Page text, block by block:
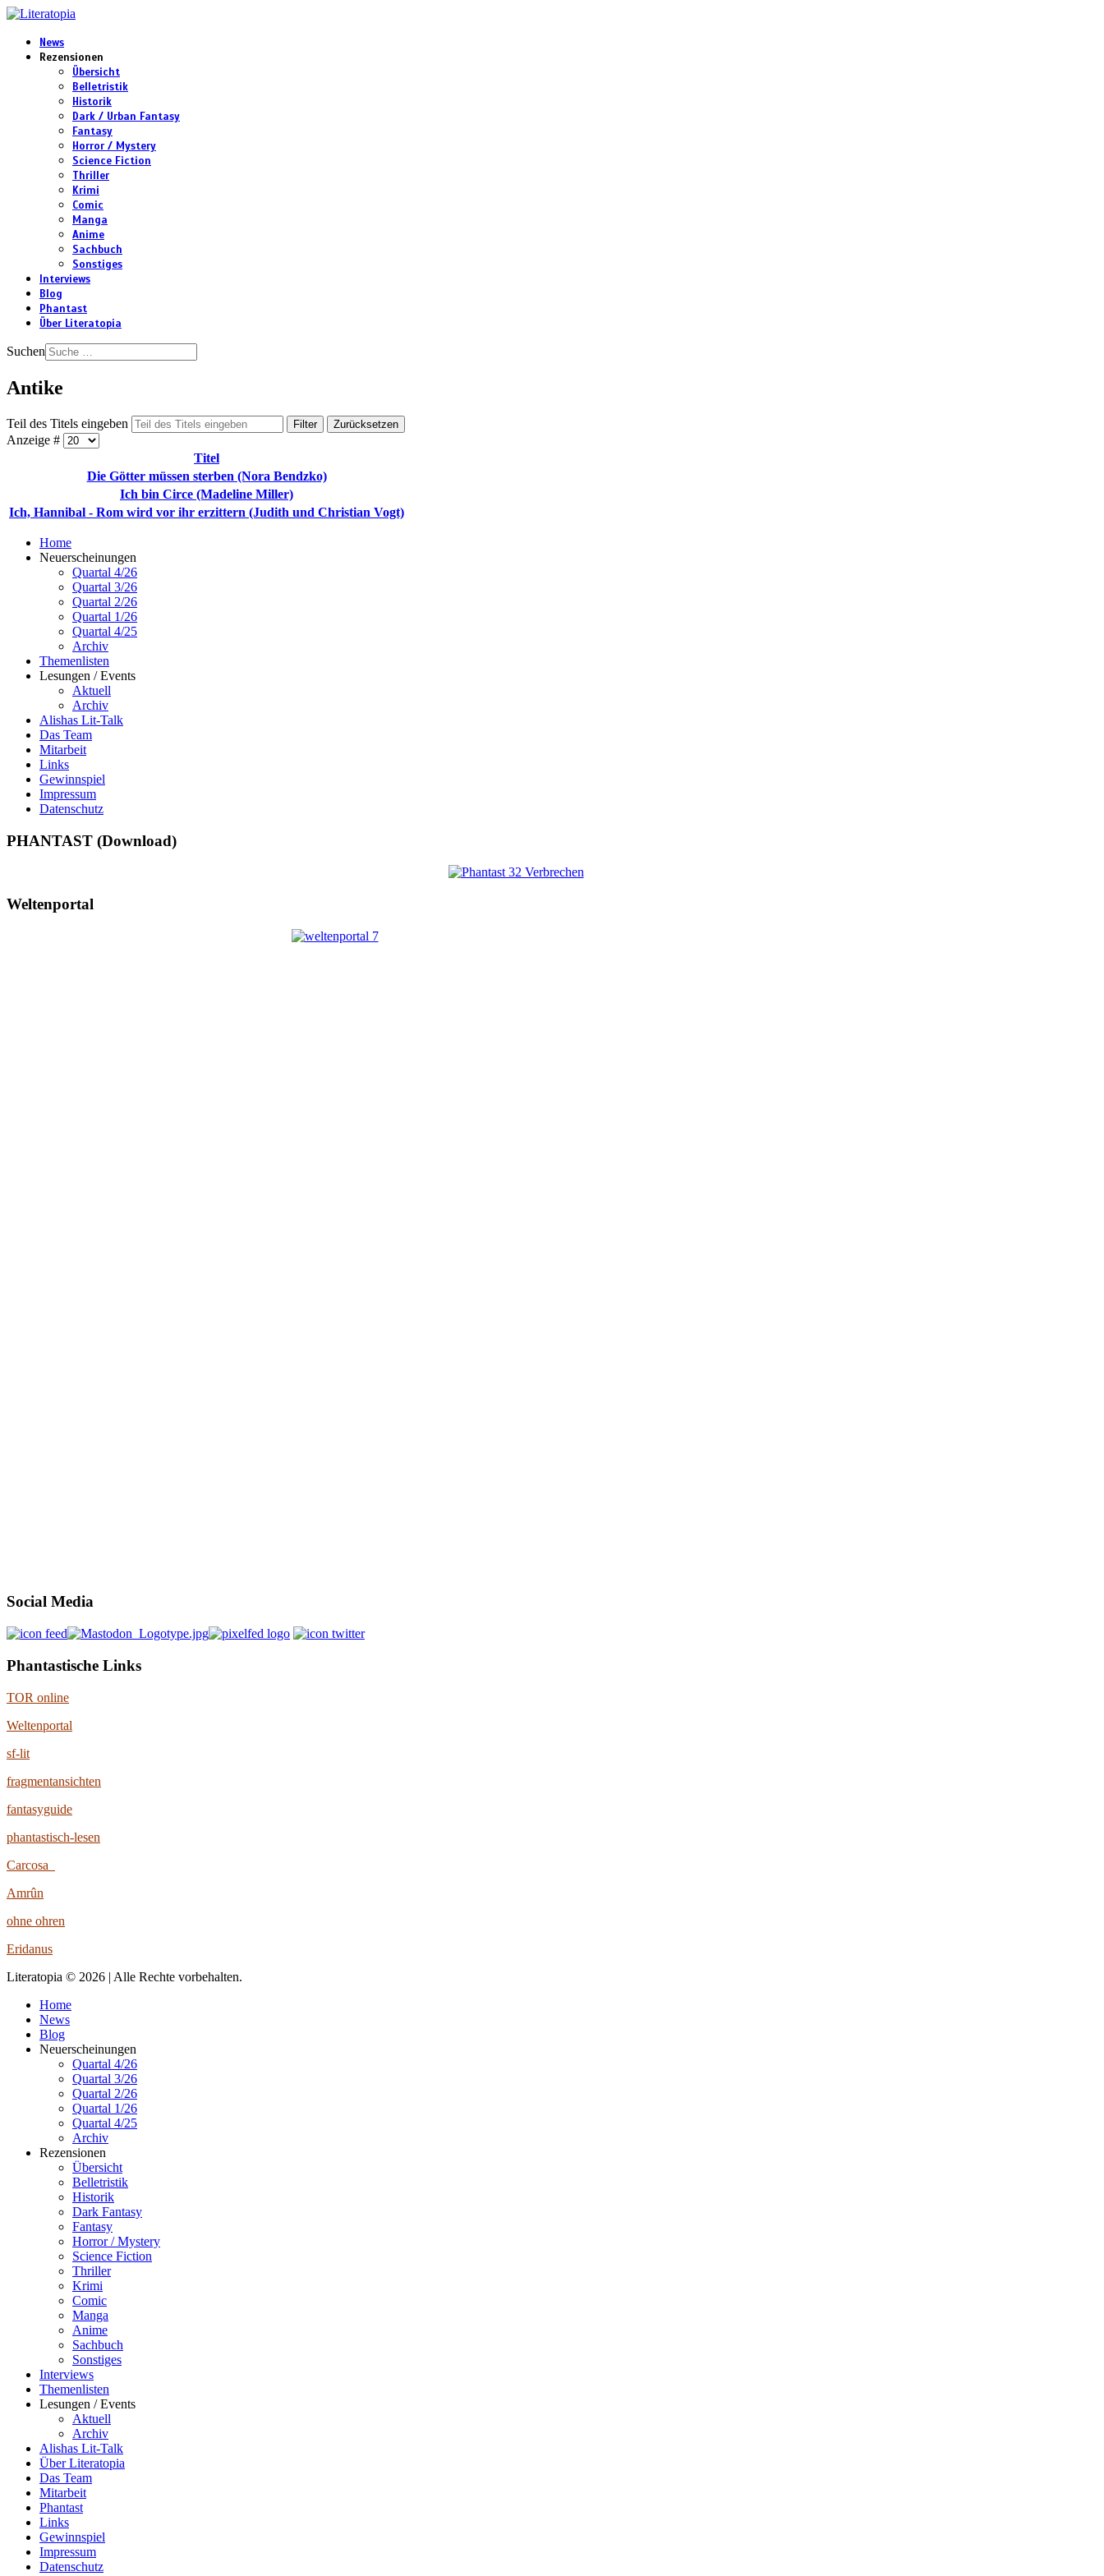
News
Rezensionen
Übersicht
Belletristik
Historik
Dark / Urban Fantasy
Fantasy
Horror / Mystery
Science Fiction
Thriller
Krimi
Comic
Manga
Anime
Sachbuch
Sonstiges
Interviews
Blog
Phantast
Über Literatopia
Suchen
Antike
Teil des Titels eingeben Filter Zurücksetzen
Anzeige #
Titel
Die Götter müssen sterben (Nora Bendzko)
Ich bin Circe (Madeline Miller)
Ich, Hannibal - Rom wird vor ihr erzittern (Judith und Christian Vogt)
Home
Neuerscheinungen
Quartal 4/26
Quartal 3/26
Quartal 2/26
Quartal 1/26
Quartal 4/25
Archiv
Themenlisten
Lesungen / Events
Aktuell
Archiv
Alishas Lit-Talk
Das Team
Mitarbeit
Links
Gewinnspiel
Impressum
Datenschutz
PHANTAST (Download)
Weltenportal
Social Media
Phantastische Links
TOR online
Weltenportal
sf-lit
fragmentansichten
fantasyguide
phantastisch-lesen
Carcosa
Amrûn
ohne ohren
Eridanus
Literatopia © 2026 | Alle Rechte vorbehalten.
Home
News
Blog
Neuerscheinungen
Quartal 4/26
Quartal 3/26
Quartal 2/26
Quartal 1/26
Quartal 4/25
Archiv
Rezensionen
Übersicht
Belletristik
Historik
Dark Fantasy
Fantasy
Horror / Mystery
Science Fiction
Thriller
Krimi
Comic
Manga
Anime
Sachbuch
Sonstiges
Interviews
Themenlisten
Lesungen / Events
Aktuell
Archiv
Alishas Lit-Talk
Über Literatopia
Das Team
Mitarbeit
Phantast
Links
Gewinnspiel
Impressum
Datenschutz